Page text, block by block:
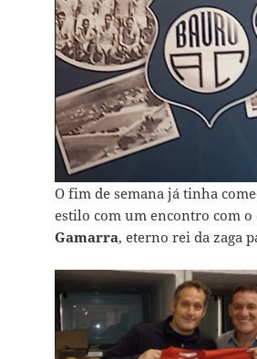
O fim de semana já tinha
estilo com um encontro com o
Gamarra, eterno rei da zaga